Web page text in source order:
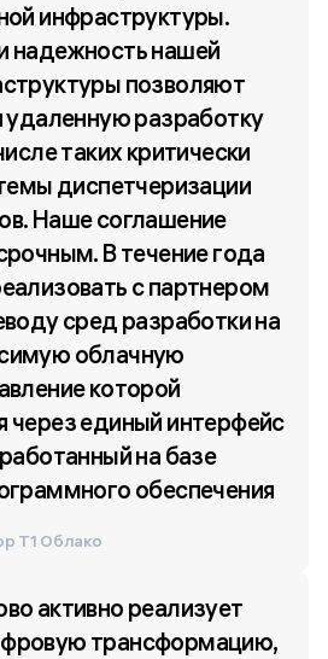
инфраструктуры.
надежность нашей
позволяют
удаленную разработку
таких критически
диспетчеризации
Наше соглашение
В течение года
с партнером
сред разработки на
облачную
которой
через единый интерфейс
на базе
обеспечения
Т1 Облако
активно реализует
трансформацию,